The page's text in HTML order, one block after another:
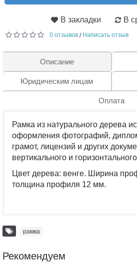
В закладки В
0 отзывов / Написать отзыв
Описание
Юридическим лицам
Оплата
Рамка из натурального дерева
оформления фотографий,
грамот, лицензий и других
вертикального и
Цвет дерева: венге. Ширина
толщина профиля 12 мм.
рамка
Рекомендуем